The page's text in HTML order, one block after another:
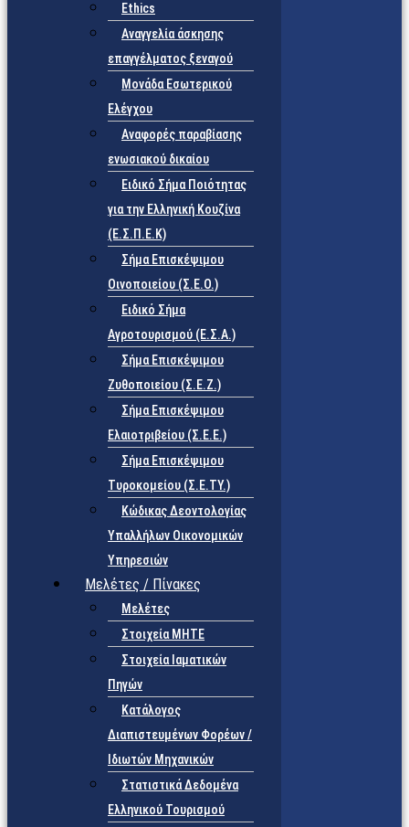
Ethics
Αναγγελία άσκησης
επαγγέλματος ξεναγού
Μονάδα Εσωτερικού
Ελέγχου
Αναφορές παραβίασης
ενωσιακού δικαίου
Ειδικό Σήμα Ποιότητας
για την Ελληνική Κουζίνα
(Ε.Σ.Π.Ε.Κ)
Σήμα Επισκέψιμου
Οινοποιείου (Σ.Ε.Ο.)
Ειδικό Σήμα
Αγροτουρισμού (Ε.Σ.Α.)
Σήμα Επισκέψιμου
Ζυθοποιείου (Σ.Ε.Ζ.)
Σήμα Επισκέψιμου
Ελαιοτριβείου (Σ.Ε.Ε.)
Σήμα Επισκέψιμου
Τυροκομείου (Σ.Ε.TY.)
Κώδικας Δεοντολογίας
Υπαλλήλων Οικονομικών
Υπηρεσιών
Μελέτες / Πίνακες
Μελέτες
Στοιχεία ΜΗΤΕ
Στοιχεία Ιαματικών
Πηγών
Κατάλογος
Διαπιστευμένων Φορέων /
Ιδιωτών Μηχανικών
Στατιστικά Δεδομένα
Ελληνικού Τουρισμού